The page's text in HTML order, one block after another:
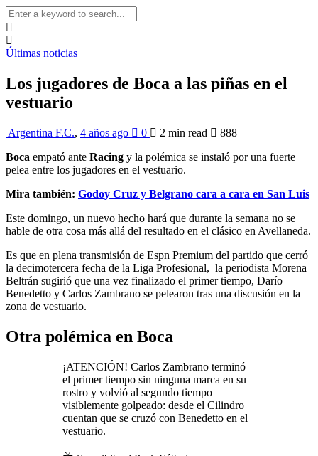
Últimas noticias
Los jugadores de Boca a las piñas en el
vestuario
Argentina F.C., 4 años ago 0 2 min read
888
Boca empató ante Racing y la polémica se instaló por una fuerte
pelea entre los jugadores en el vestuario.
Mira también: Godoy Cruz y Belgrano cara a cara en San Luis
Este domingo, un nuevo hecho hará que durante la semana no se
hable de otra cosa más allá del resultado en el clásico en Avellaneda.
Es que en plena transmisión de Espn Premium del partido que cerró
la decimotercera fecha de la Liga Profesional, la periodista Morena
Beltrán sugirió que una vez finalizado el primer tiempo, Darío
Benedetto y Carlos Zambrano se pelearon tras una discusión en la
zona de vestuario.
Otra polémica en Boca
¡ATENCIÓN! Carlos Zambrano terminó
el primer tiempo sin ninguna marca en su
rostro y volvió al segundo tiempo
visiblemente golpeado: desde el Cilindro
cuentan que se cruzó con Benedetto en el
vestuario.